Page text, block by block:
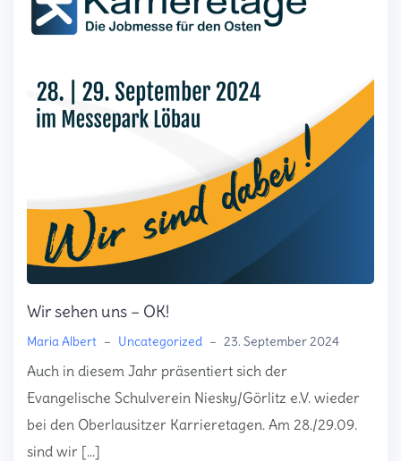
Wir sehen uns – OK!
Maria Albert – Uncategorized – 23. September 2024
Auch in diesem Jahr präsentiert sich der
Evangelische Schulverein Niesky/Görlitz e.V. wieder
bei den Oberlausitzer Karrieretagen. Am 28./29.09.
sind wir […]